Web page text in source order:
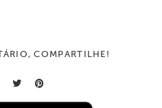
COMPARTILHE!